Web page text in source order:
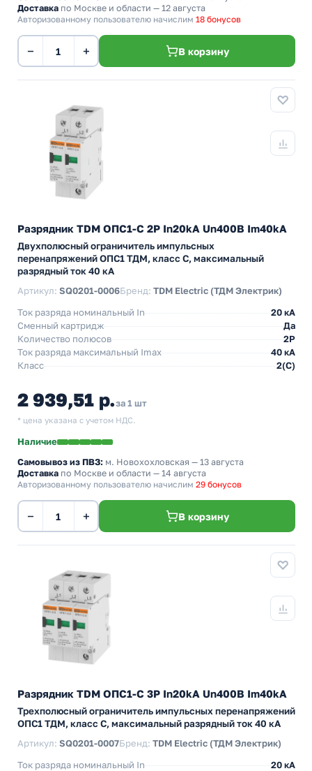
Доставка по Москве и области — 12 августа
Авторизованному пользователю начислим 18 бонусов
− + В корзину
Разрядник TDM ОПС1-C 2Р In20kA Un400B Im40kA
Двухполюсный ограничитель импульсных
перенапряжений ОПС1 ТДМ, класс C, максимальный
разрядный ток 40 кА
Артикул: SQ0201-0006Бренд: TDM Electric (ТДМ Электрик)
Ток разряда номинальный In
20 кА
Сменный картридж
Да
Количество полюсов
2P
Ток разряда максимальный Imax
40 кА
Класс
2(C)
2 939,51 р.за 1 шт
* цена указана с учетом НДС.
Наличие
Самовывоз из ПВЗ: м. Новохохловская — 13 августа
Доставка по Москве и области — 14 августа
Авторизованному пользователю начислим 29 бонусов
− + В корзину
Разрядник TDM ОПС1-C 3Р In20kA Un400B Im40kA
Трехполюсный ограничитель импульсных перенапряжений
ОПС1 ТДМ, класс C, максимальный разрядный ток 40 кА
Артикул: SQ0201-0007Бренд: TDM Electric (ТДМ Электрик)
Ток разряда номинальный In
20 кА